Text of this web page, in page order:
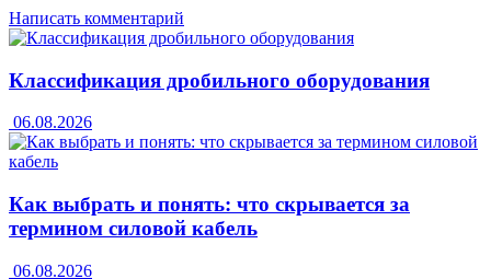
Написать комментарий
Классификация дробильного оборудования
06.08.2026
Как выбрать и понять: что скрывается за
термином силовой кабель
06.08.2026